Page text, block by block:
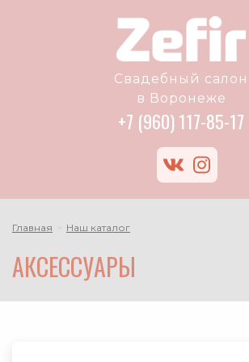
Zefir
logo
Свадебный салон
в Воронеже
+7 (960) 117-85-17
vk instagram
Главная Наш каталог
АКСЕССУАРЫ